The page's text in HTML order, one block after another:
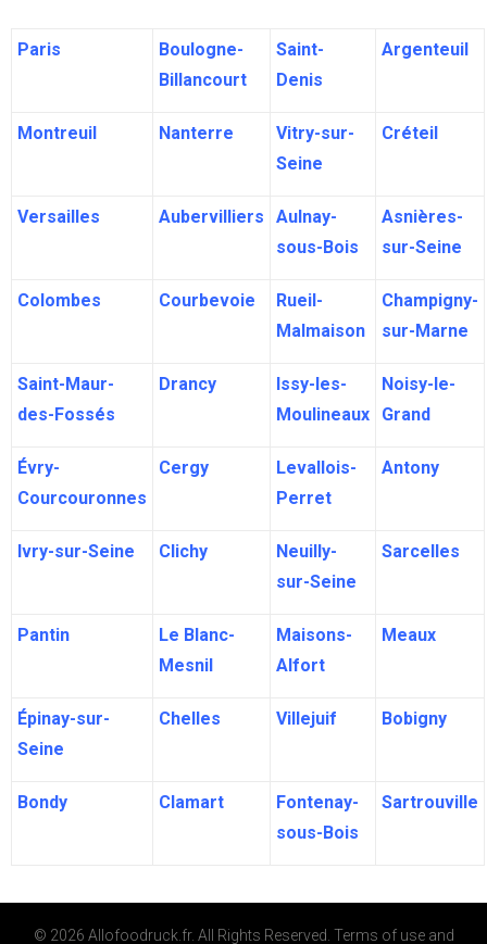
Paris
Boulogne-
Billancourt
Saint-
Denis
Argenteuil
Montreuil Nanterre
Vitry-sur-
Seine
Créteil
Versailles Aubervilliers
Aulnay-
sous-Bois
Asnières-
sur-Seine
Colombes Courbevoie
Rueil-
Malmaison
Champigny-
sur-Marne
Saint-Maur-
des-Fossés
Drancy
Issy-les-
Moulineaux
Noisy-le-
Grand
Évry-
Courcouronnes
Cergy
Levallois-
Perret
Antony
Ivry-sur-Seine Clichy
Neuilly-
sur-Seine
Sarcelles
Pantin
Le Blanc-
Mesnil
Maisons-
Alfort
Meaux
Épinay-sur-
Seine
Chelles Villejuif Bobigny
Bondy Clamart
Fontenay-
sous-Bois
Sartrouville
© 2026 Allofoodruck.fr. All Rights Reserved. Terms of useand